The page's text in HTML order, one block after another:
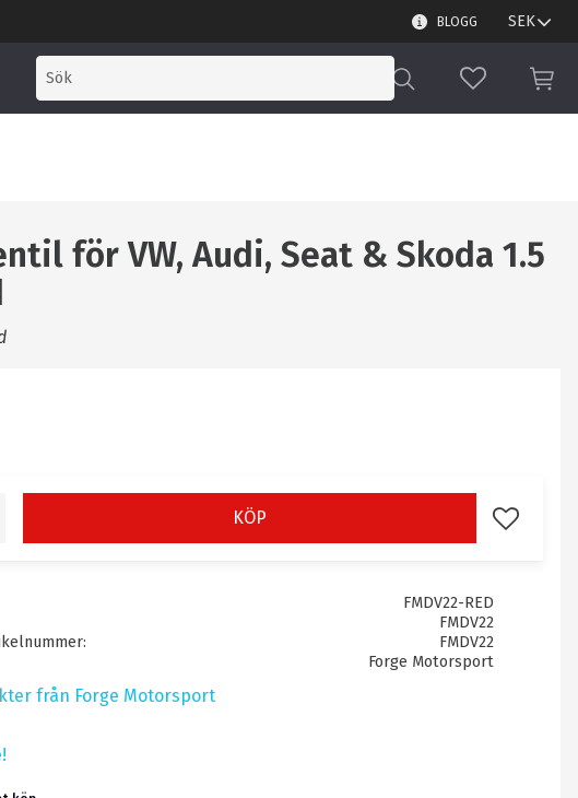
BLOGG
FAVORITER
för VW, Audi, Seat & Skoda 1.5
KÖP Lägg till i
FMDV22-RED
FMDV22
FMDV22
Forge Motorsport
från Forge Motorsport